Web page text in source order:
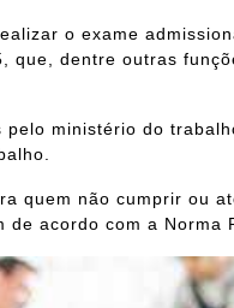
o exame
que, dentre outras
ministério do
quem não cumprir ou
acordo com a Norma